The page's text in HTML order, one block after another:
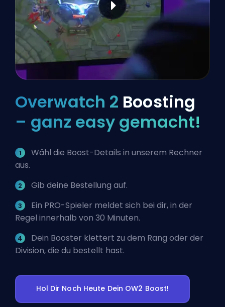
Overwatch 2 Boosting
– ganz easy gemacht!
Wähl die Boost-Details in unserem Rechner
aus.
Gib deine Bestellung auf.
Ein PRO-Spieler meldet sich bei dir, in der
Regel innerhalb von 30 Minuten.
Dein Booster klettert zu dem Rang oder der
Division, die du bestellt hast.
Hol Dir Noch Heute Dein OW2 Boost!